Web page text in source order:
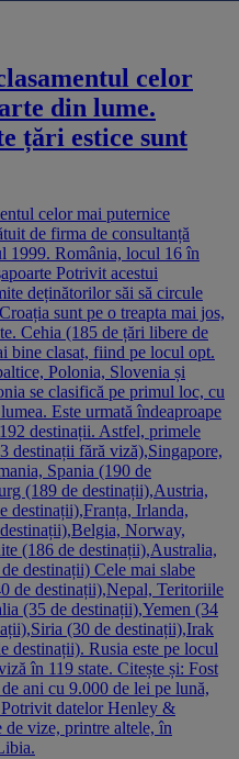
celor
din lume.
țări estice sunt
celor mai puternice
de firma de consultanță
1999. România, locul 16 în
Potrivit acestui
deținătorilor săi să circule
sunt pe o treapta mai jos,
Cehia (185 de țări libere de
bine clasat, fiind pe locul opt.
Polonia, Slovenia și
se clasifică pe primul loc, cu
Este urmată îndeaproape
destinații. Astfel, primele
destinații fără viză),Singapore,
Spania (190 de
(189 de destinații),Austria,
destinații),Franța, Irlanda,
Norway,
(186 de destinații),Australia,
destinații) Cele mai slabe
de destinații),Nepal, Teritoriile
(35 de destinații),Yemen (34
(30 de destinații),Irak
destinații). Rusia este pe locul
în 119 state. Citește și: Fost
ani cu 9.000 de lei pe lună,
Potrivit datelor Henley &
de vize, printre altele, în